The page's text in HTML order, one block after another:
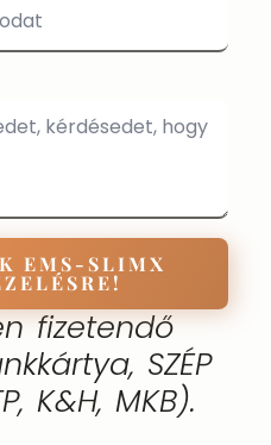
fizetendő
SZÉP
K&H, MKB).